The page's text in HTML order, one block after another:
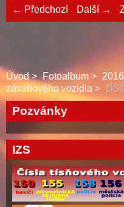
← Předchozí Další →
Úvod Fotoalbum 2016
zásahového vozidla
Pozvánky
IZS